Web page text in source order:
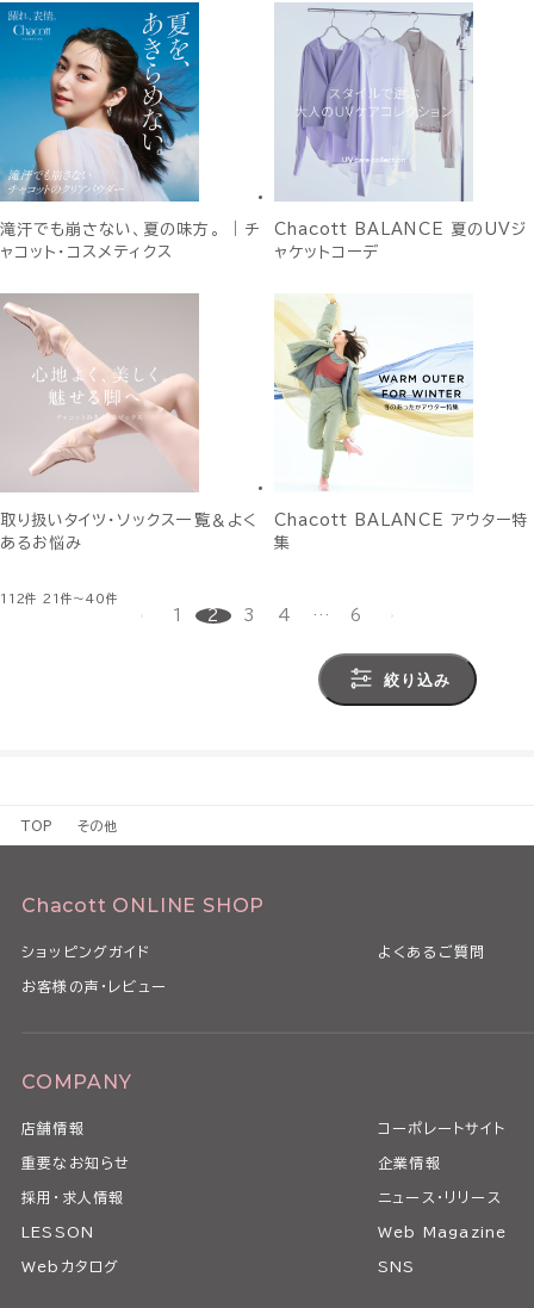
滝汗でも崩さない、夏の味方。 ｜チ
ャコット・コスメティクス
Chacott BALANCE 夏のUVジ
ャケットコーデ
取り扱いタイツ・ソックス一覧＆よく
あるお悩み
Chacott BALANCE アウター特
集
112件 21件～40件
1 2 3 4 … 6
絞り込み
TOP その他
Chacott ONLINE SHOP
ショッピングガイド よくあるご質問
お客様の声・レビュー
COMPANY
店舗情報 コーポレートサイト
重要なお知らせ 企業情報
採用・求人情報 ニュース・リリース
LESSON Web Magazine
Webカタログ SNS